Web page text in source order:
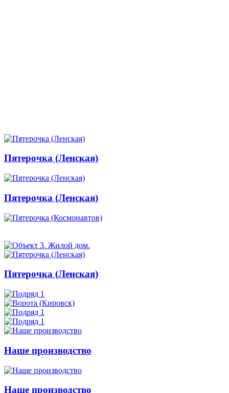
Пятерочка (Ленская)
Пятерочка (Ленская)
Пятерочка (Ленская)
Наше производство
Наше производство